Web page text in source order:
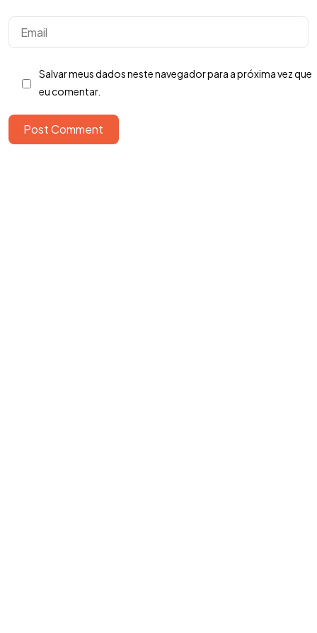
Salvar meus dados neste navegador para a próxima vez que
eu comentar.
Post Comment
Copyright ©2026. Todos Os Direitos Reservados
ROOCKET - CNPJ: 13.677.822/0001-53